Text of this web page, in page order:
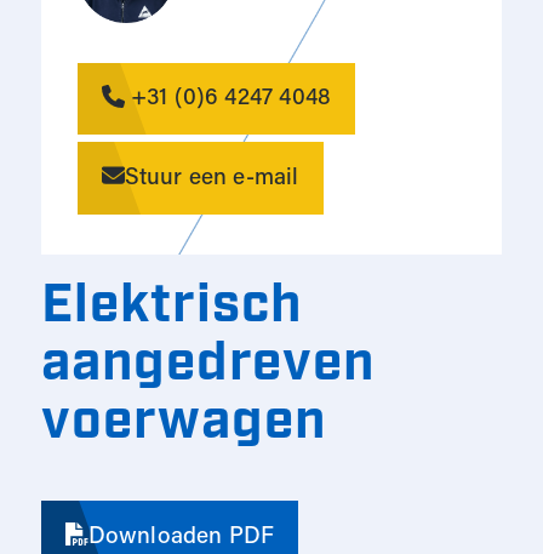
+31 (0)6 4247 4048
Stuur een e-mail
Elektrisch
aangedreven
voerwagen
Downloaden PDF